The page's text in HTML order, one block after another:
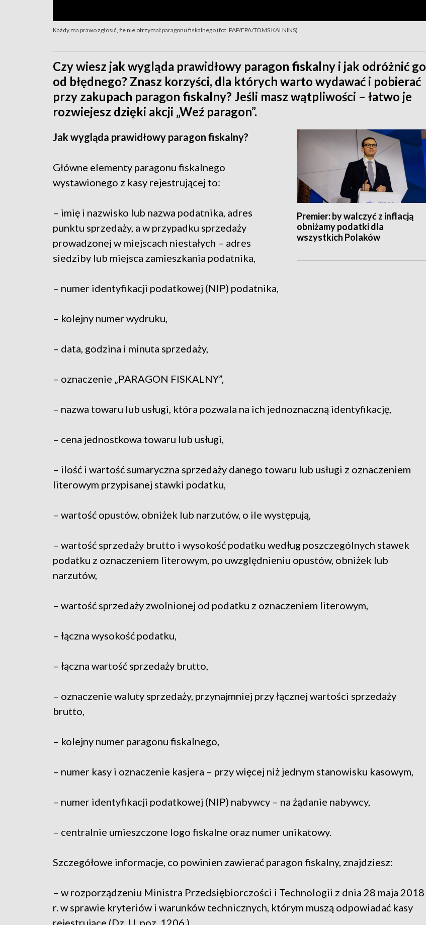
Każdy ma prawo zgłosić, że nie otrzymał paragonu fiskalnego (fot. PAP/EPA/TOMS KALNINS)
Czy wiesz jak wygląda prawidłowy paragon fiskalny i jak odróżnić go
od błędnego? Znasz korzyści, dla których warto wydawać i pobierać
przy zakupach paragon fiskalny? Jeśli masz wątpliwości – łatwo je
rozwiejesz dzięki akcji „Weź paragon”.
Premier: by walczyć z inflacją
obniżamy podatki dla
wszystkich Polaków
Jak wygląda prawidłowy paragon fiskalny?
Główne elementy paragonu fiskalnego
wystawionego z kasy rejestrującej to:
– imię i nazwisko lub nazwa podatnika, adres
punktu sprzedaży, a w przypadku sprzedaży
prowadzonej w miejscach niestałych – adres
siedziby lub miejsca zamieszkania podatnika,
– numer identyfikacji podatkowej (NIP) podatnika,
– kolejny numer wydruku,
– data, godzina i minuta sprzedaży,
– oznaczenie „PARAGON FISKALNY”,
– nazwa towaru lub usługi, która pozwala na ich jednoznaczną identyfikację,
– cena jednostkowa towaru lub usługi,
– ilość i wartość sumaryczna sprzedaży danego towaru lub usługi z oznaczeniem
literowym przypisanej stawki podatku,
– wartość opustów, obniżek lub narzutów, o ile występują,
– wartość sprzedaży brutto i wysokość podatku według poszczególnych stawek
podatku z oznaczeniem literowym, po uwzględnieniu opustów, obniżek lub
narzutów,
– wartość sprzedaży zwolnionej od podatku z oznaczeniem literowym,
– łączna wysokość podatku,
– łączna wartość sprzedaży brutto,
– oznaczenie waluty sprzedaży, przynajmniej przy łącznej wartości sprzedaży
brutto,
– kolejny numer paragonu fiskalnego,
– numer kasy i oznaczenie kasjera – przy więcej niż jednym stanowisku kasowym,
– numer identyfikacji podatkowej (NIP) nabywcy – na żądanie nabywcy,
– centralnie umieszczone logo fiskalne oraz numer unikatowy.
Szczegółowe informacje, co powinien zawierać paragon fiskalny, znajdziesz:
– w rozporządzeniu Ministra Przedsiębiorczości i Technologii z dnia 28 maja 2018
r. w sprawie kryteriów i warunków technicznych, którym muszą odpowiadać kasy
rejestrujące (Dz. U. poz. 1206 ),